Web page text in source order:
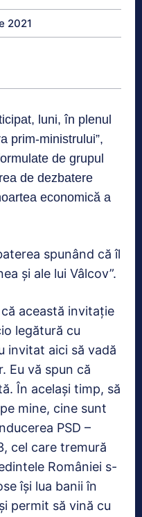
2021
luni, în plenul
prim-ministrului”,
de grupul
de dezbatere
economică a
spunând că îl
și ale lui Vâlcov”.
această invitaţie
legătură cu
invitat aici să vadă
Eu vă spun că
În acelaşi timp, să
mine, cine sunt
PSD –
cel care tremură
României s-
își lua banii în
permit să vină cu